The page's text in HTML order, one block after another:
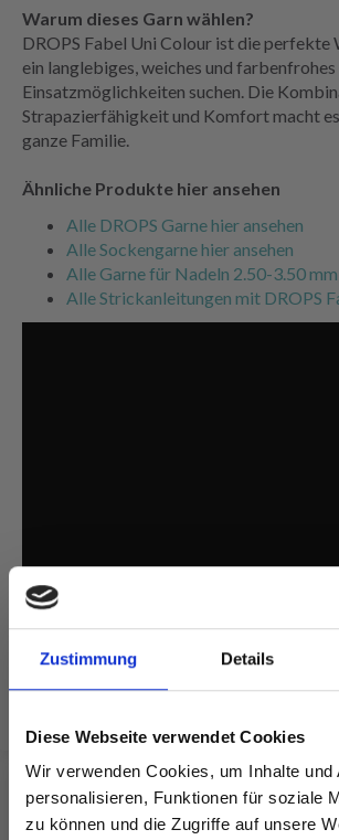
Zustimmung Details
Diese Webseite verwendet Cookies
Wir verwenden Cookies, um Inhalte und
personalisieren, Funktionen für soziale
zu können und die Zugriffe auf unsere
Warum dieses Garn wählen?
DROPS Fabel Uni Colour ist die perfekte
ein langlebiges, weiches und
Einsatzmöglichkeiten suchen. Die
Strapazierfähigkeit und Komfort macht
ganze Familie.
Ähnliche Produkte hier ansehen
Alle DROPS Garne hier ansehen
Alle Sockengarne hier ansehen
Alle Garne für Nadeln 2.50-3.50 mm
Alle Strickanleitungen mit DROPS